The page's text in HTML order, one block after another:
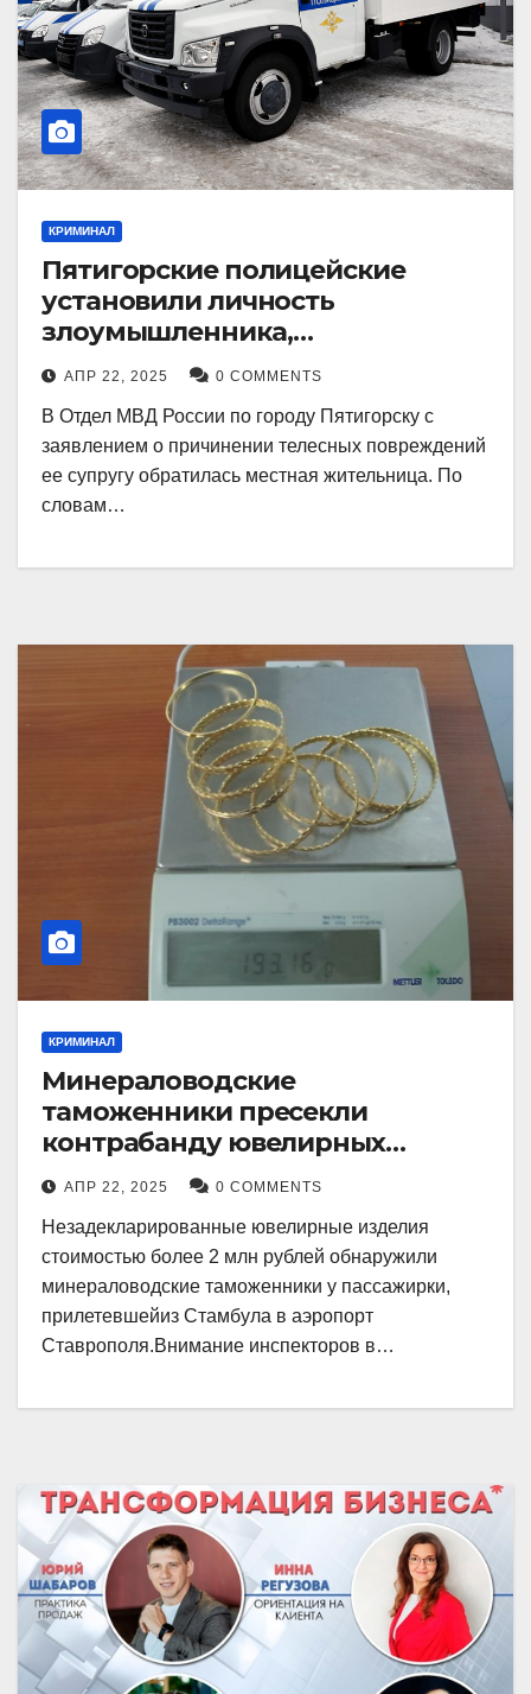
КРИМИНАЛ
Пятигорские полицейские
установили личность
злоумышленника,
причинившего телесные
повреждения местному жителю
АПР 22, 2025 0 COMMENTS
В Отдел МВД России по городу Пятигорску с
заявлением о причинении телесных повреждений
ее супругу обратилась местная жительница. По
словам…
КРИМИНАЛ
Минераловодские
таможенники пресекли
контрабанду ювелирных
изделий на 2 млн рублей
АПР 22, 2025 0 COMMENTS
Незадекларированные ювелирные изделия
стоимостью более 2 млн рублей обнаружили
минераловодские таможенники у пассажирки,
прилетевшейиз Стамбула в аэропорт
Ставрополя.Внимание инспекторов в…